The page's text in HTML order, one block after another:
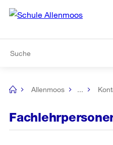
Navigation
[no
Allenmoos ...